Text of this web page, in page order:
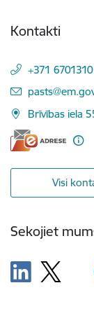
Kontakti
+371
E-pasts:
Brīvības iela
Visi
Sekojiet